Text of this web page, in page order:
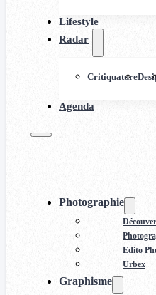
Lifestyle
Radar
Critiquature
Agenda
Photographie
Edito
Urbex
Graphisme